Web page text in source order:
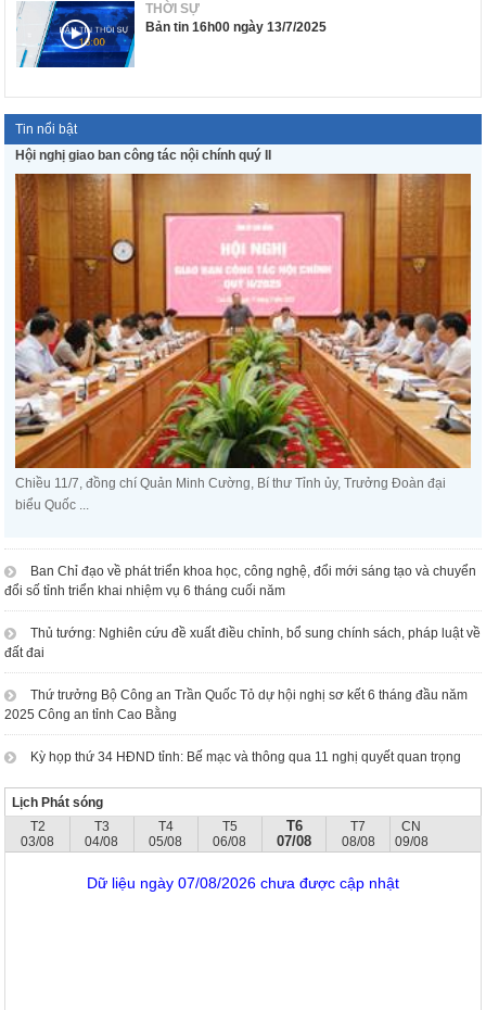
THỜI SỰ
Bản tin 16h00 ngày 13/7/2025
Tin nổi bật
Hội nghị giao ban công tác nội chính quý II
Chiều 11/7, đồng chí Quản Minh Cường, Bí thư Tỉnh ủy, Trưởng Đoàn đại
biểu Quốc ...
Ban Chỉ đạo về phát triển khoa học, công nghệ, đổi mới sáng tạo và chuyển
đổi số tỉnh triển khai nhiệm vụ 6 tháng cuối năm
Thủ tướng: Nghiên cứu đề xuất điều chỉnh, bổ sung chính sách, pháp luật về
đất đai
Thứ trưởng Bộ Công an Trần Quốc Tỏ dự hội nghị sơ kết 6 tháng đầu năm
2025 Công an tỉnh Cao Bằng
Kỳ họp thứ 34 HĐND tỉnh: Bế mạc và thông qua 11 nghị quyết quan trọng
Lịch Phát sóng
T2
03/08
T3
04/08
T4
05/08
T5
06/08
T6
07/08
T7
08/08
CN
09/08
Dữ liệu ngày 07/08/2026 chưa được cập nhật